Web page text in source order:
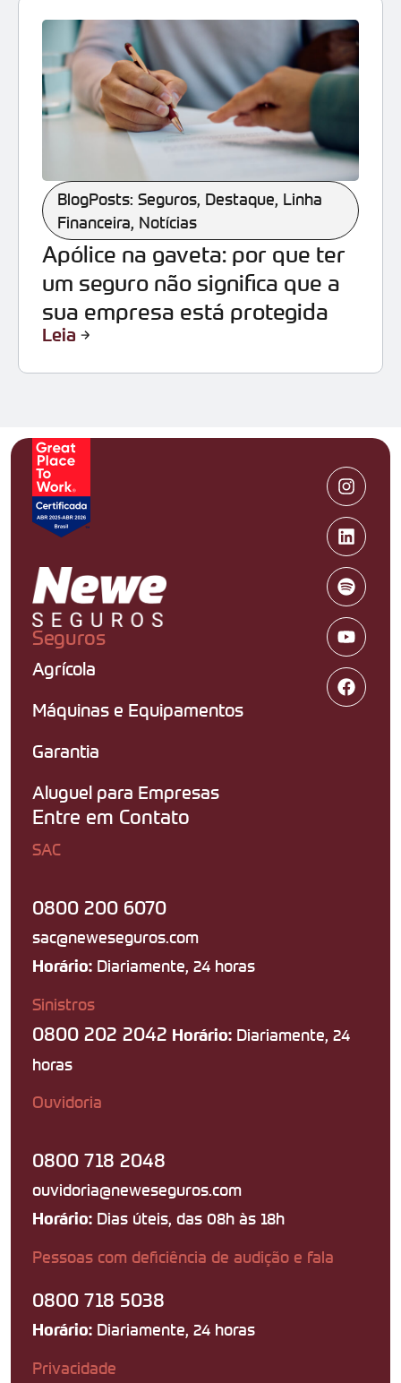
BlogPosts: Seguros, Destaque, Linha
Financeira, Notícias
Apólice na gaveta: por que ter
um seguro não significa que a
sua empresa está protegida
Leia
Seguros
Agrícola
Máquinas e Equipamentos
Garantia
Aluguel para Empresas
Entre em Contato
SAC
0800 200 6070
sac@neweseguros.com
Horário: Diariamente, 24 horas
Sinistros
0800 202 2042 Horário: Diariamente, 24
horas
Ouvidoria
0800 718 2048
ouvidoria@neweseguros.com
Horário: Dias úteis, das 08h às 18h
Pessoas com deficiência de audição e fala
0800 718 5038
Horário: Diariamente, 24 horas
Privacidade